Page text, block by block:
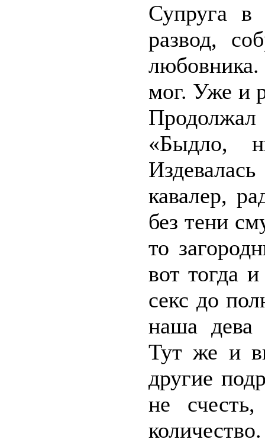
Супруга в
развод,
мог. Уже и
«Быдло,
кавалер,
без тени
то
вот тогда
секс до
наша дева
Тут же и
другие
не
количество.